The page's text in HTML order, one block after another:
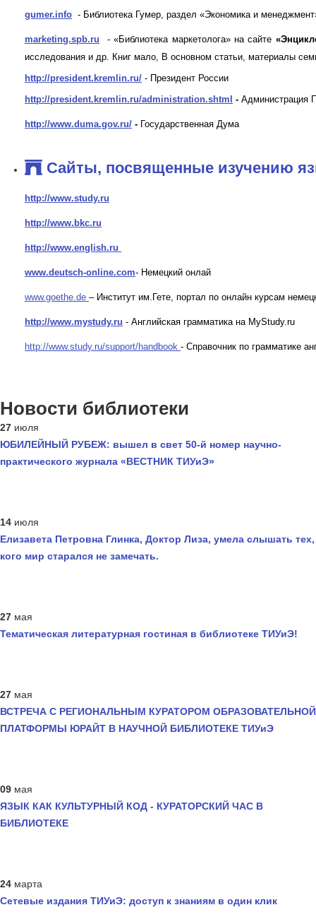
gumer.info - Библиотека Гумер, раздел «Экономика и
marketing.spb.ru - «Библиотека маркетолога» на сайте
исследования и др. Книг мало, В основном статьи, материалы
http://president.kremlin.ru/ - Президент России
http://president.kremlin.ru/administration.shtml - Администрация
http://www.duma.gov.ru/ - Государственная Дума
Сайты, посвященные изучению
http://www.study.ru
http://www.bkc.ru
http://www.english.ru
www.deutsch-online.com- Немецкий онлай
www.goethe.de – Институт им.Гете, портал по онлайн курсам
http://www.mystudy.ru - Английская грамматика на MyStudy.ru
http://www.study.ru/support/handbook - Справочник по грамматике
Новости библиотеки
27 июля
ЮБИЛЕЙНЫЙ РУБЕЖ: вышел в свет 50-й номер научно-
практического журнала «ВЕСТНИК ТИУиЭ»
14 июля
Елизавета Петровна Глинка, Доктор Лиза, умела слышать тех,
кого мир старался не замечать.
27 мая
Тематическая литературная гостиная в библиотеке ТИУиЭ!
27 мая
ВСТРЕЧА С РЕГИОНАЛЬНЫМ КУРАТОРОМ ОБРАЗОВАТЕЛЬНОЙ
ПЛАТФОРМЫ ЮРАЙТ В НАУЧНОЙ БИБЛИОТЕКЕ ТИУиЭ
09 мая
ЯЗЫК КАК КУЛЬТУРНЫЙ КОД - КУРАТОРСКИЙ ЧАС В
БИБЛИОТЕКЕ
24 марта
Сетевые издания ТИУиЭ: доступ к знаниям в один клик